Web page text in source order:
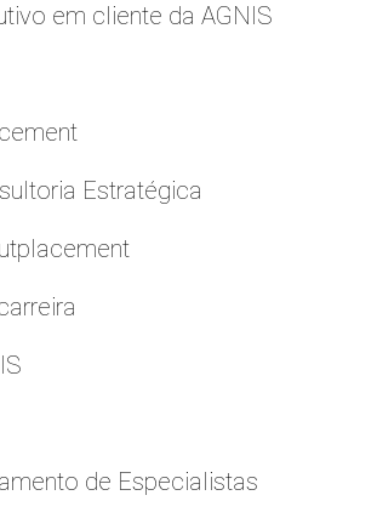
em cliente da AGNIS
Estratégica
de Especialistas